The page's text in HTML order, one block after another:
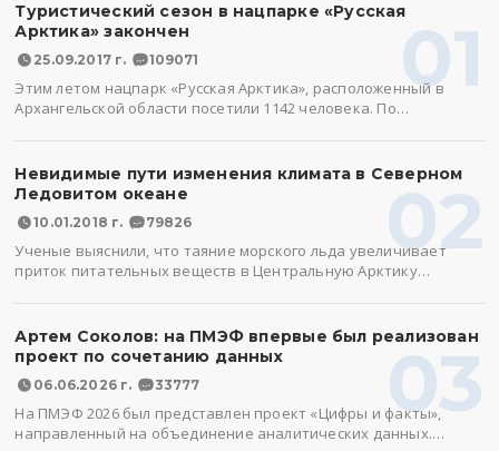
01
Туристический сезон в нацпарке «Русская
Арктика» закончен
25.09.2017 г. 109071
Этим летом нацпарк «Русская Арктика», расположенный в
Архангельской области посетили 1142 человека. По…
02
Невидимые пути изменения климата в Северном
Ледовитом океане
10.01.2018 г. 79826
Ученые выяснили, что таяние морского льда увеличивает
приток питательных веществ в Центральную Арктику…
03
Артем Соколов: на ПМЭФ впервые был реализован
проект по сочетанию данных
06.06.2026 г. 33777
На ПМЭФ 2026 был представлен проект «Цифры и факты»,
направленный на объединение аналитических данных.…